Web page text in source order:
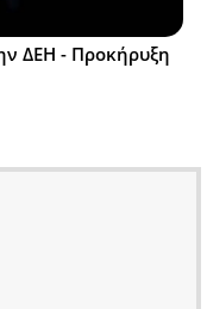
ΔΕΗ - Προκήρυξη